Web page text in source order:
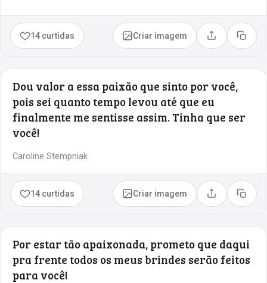
14 curtidas Criar imagem Compartilhar
Copiar
Dou valor a essa paixão que sinto por você,
pois sei quanto tempo levou até que eu
finalmente me sentisse assim. Tinha que ser
você!
Caroline Stempniak
14 curtidas Criar imagem Compartilhar
Copiar
Por estar tão apaixonada, prometo que daqui
pra frente todos os meus brindes serão feitos
para você!